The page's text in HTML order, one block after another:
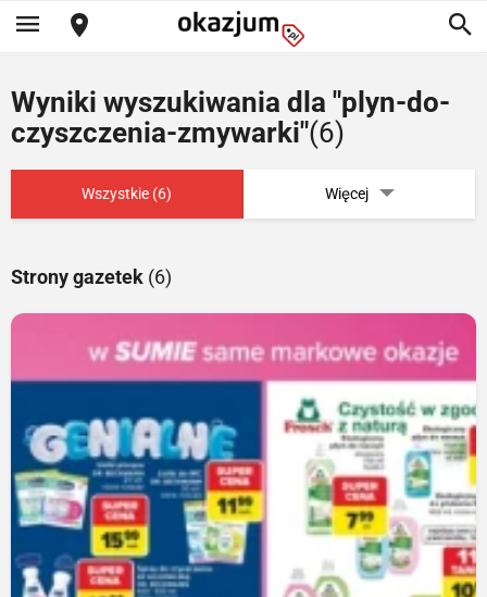
Wyniki wyszukiwania dla "plyn-do-
czyszczenia-zmywarki"(6)
Wszystkie (6) Więcej
Strony gazetek (6)